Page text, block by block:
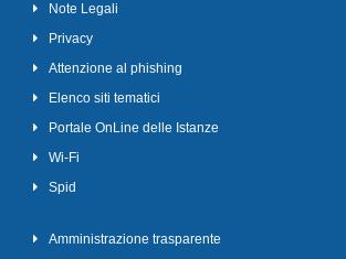
Note Legali
Privacy
Attenzione al phishing
Elenco siti tematici
Portale OnLine delle Istanze
Wi-Fi
Spid
Amministrazione trasparente